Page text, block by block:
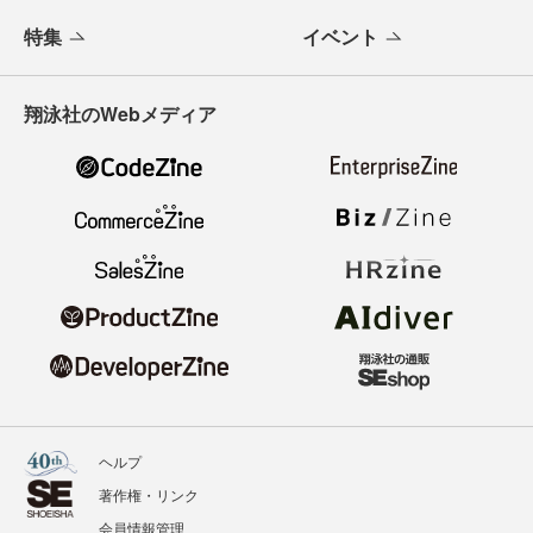
特集 イベント
翔泳社のWebメディア
ヘルプ
著作権・リンク
会員情報管理